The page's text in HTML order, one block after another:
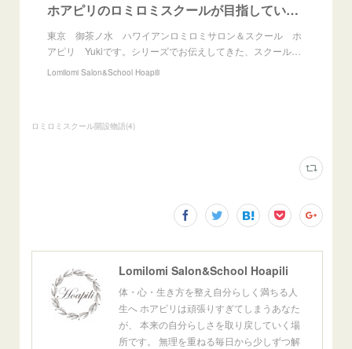
ホアピリのロミロミスクールが目指していること
東京 御茶ノ水 ハワイアンロミロミサロン＆スクール ホ
アピリ Yukiです。シリーズでお伝えしてきた、スクール…
Lomilomi Salon&School Hoapili
ロミロミスクール開設物語(4)
Lomilomi Salon&School Hoapili
体・心・生き方を整え自分らしく満ちる人
生へ ホアピリは頑張りすぎてしまうあなた
が、 本来の自分らしさを取り戻していく場
所です。 無理を重ねる毎日から少しずつ解